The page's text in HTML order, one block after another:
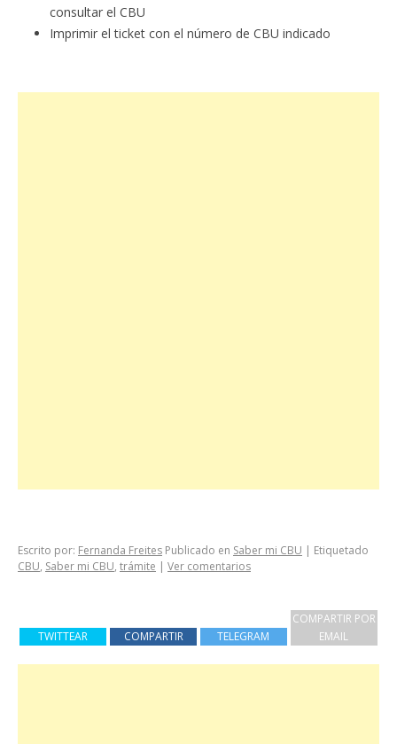
consultar el CBU
Imprimir el ticket con el número de CBU indicado
Escrito por: Fernanda Freites Publicado en Saber mi CBU | Etiquetado
CBU, Saber mi CBU, trámite | Ver comentarios
TWITTEAR COMPARTIR TELEGRAM
COMPARTIR POR
EMAIL